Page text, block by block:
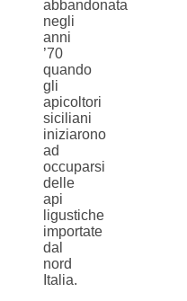
abbandonata
negli
anni
’70
quando
gli
apicoltori
siciliani
iniziarono
ad
occuparsi
delle
api
ligustiche
importate
dal
nord
Italia.